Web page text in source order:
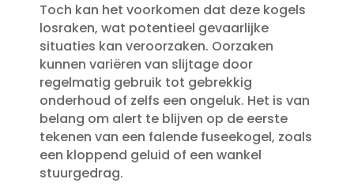
Toch kan het voorkomen dat deze kogels
losraken, wat potentieel gevaarlijke
situaties kan veroorzaken.​ Oorzaken
kunnen variëren van slijtage door
regelmatig gebruik tot gebrekkig
onderhoud of zelfs een ongeluk.​ Het is van
belang om alert te blijven op de eerste
tekenen van een falende fuseekogel, zoals
een kloppend geluid of een wankel
stuurgedrag.​